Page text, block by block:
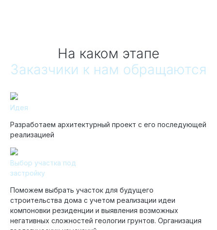
На каком этапе
Заказчики к нам обращаются
Идея
Разработаем архитектурный проект с его последующей
реализацией
Выбор участка под
застройку
Поможем выбрать участок для будущего
строительства дома с учетом реализации идеи
компоновки резиденции и выявления возможных
негативных сложностей геологии грунтов. Организация